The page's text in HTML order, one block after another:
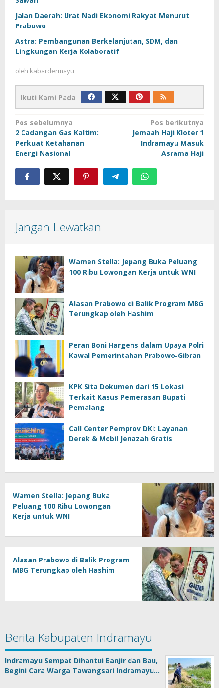
Jalan Daerah: Urat Nadi Ekonomi Rakyat Menurut
Prabowo
Astra: Pembangunan Berkelanjutan, SDM, dan
Lingkungan Kerja Kolaboratif
oleh kabardermayu
Ikuti Kami Pada
Navigasi
pos
Pos sebelumnya
2 Cadangan Gas Kaltim:
Perkuat Ketahanan
Energi Nasional
Pos berikutnya
Jemaah Haji Kloter 1
Indramayu Masuk
Asrama Haji
Jangan Lewatkan
Wamen Stella: Jepang Buka Peluang
100 Ribu Lowongan Kerja untuk WNI
Alasan Prabowo di Balik Program MBG
Terungkap oleh Hashim
Peran Boni Hargens dalam Upaya Polri
Kawal Pemerintahan Prabowo-Gibran
KPK Sita Dokumen dari 15 Lokasi
Terkait Kasus Pemerasan Bupati
Pemalang
Call Center Pemprov DKI: Layanan
Derek & Mobil Jenazah Gratis
Wamen Stella: Jepang Buka
Peluang 100 Ribu Lowongan
Kerja untuk WNI
Alasan Prabowo di Balik Program
MBG Terungkap oleh Hashim
Berita Kabupaten Indramayu
Indramayu Sempat Dihantui Banjir dan Bau,
Begini Cara Warga Tawangsari Indramayu…